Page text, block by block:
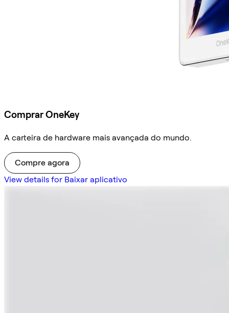
Comprar OneKey
A carteira de hardware mais avançada do mundo.
Compre agora
View details for Baixar aplicativo